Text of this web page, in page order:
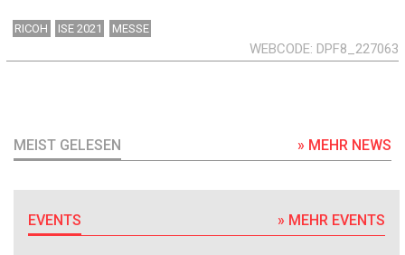
RICOH ISE 2021 MESSE
WEBCODE DPF8_227063
MEIST GELESEN » MEHR NEWS
EVENTS » MEHR EVENTS